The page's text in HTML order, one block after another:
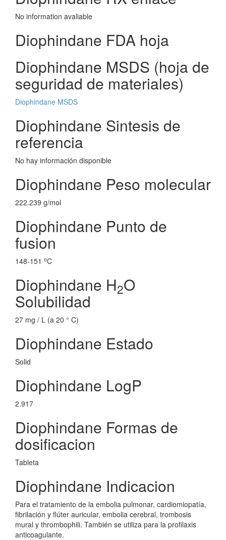
No information avaliable
Diophindane FDA hoja
Diophindane MSDS (hoja de
seguridad de materiales)
Diophindane MSDS
Diophindane Sintesis de
referencia
No hay información disponible
Diophindane Peso molecular
222.239 g/mol
Diophindane Punto de
fusion
148-151 oC
Diophindane H2O
Solubilidad
27 mg / L (a 20 ° C)
Diophindane Estado
Solid
Diophindane LogP
2.917
Diophindane Formas de
dosificacion
Tableta
Diophindane Indicacion
Para el tratamiento de la embolia pulmonar, cardiomiopatía,
fibrilación y flúter auricular, embolia cerebral, trombosis
mural y thrombophili. También se utiliza para la profilaxis
anticoagulante.